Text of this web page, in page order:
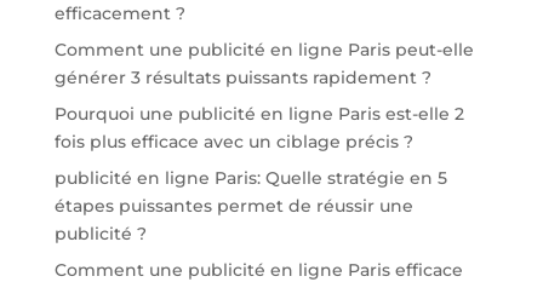
efficacement ?
Comment une publicité en ligne Paris peut-elle
générer 3 résultats puissants rapidement ?
Pourquoi une publicité en ligne Paris est-elle 2
fois plus efficace avec un ciblage précis ?
publicité en ligne Paris: Quelle stratégie en 5
étapes puissantes permet de réussir une
publicité ?
Comment une publicité en ligne Paris efficace